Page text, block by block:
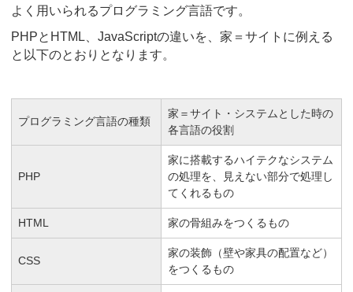
よく用いられるプログラミング言語です。
PHPとHTML、JavaScriptの違いを、家＝サイトに例える
と以下のとおりとなります。
プログラミング言語の種類
家＝サイト・システムとした時の
各言語の役割
PHP
家に搭載するハイテクなシステム
の処理を、見えない部分で処理し
てくれるもの
HTML 家の骨組みをつくるもの
CSS
家の装飾（壁や家具の配置など）
をつくるもの